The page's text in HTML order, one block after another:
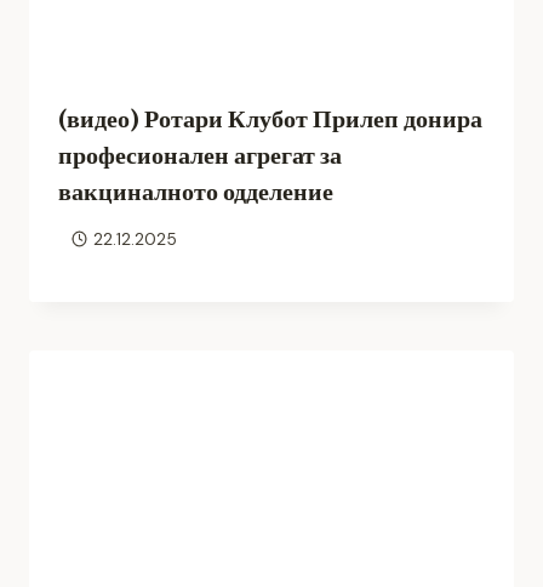
(видео) Ротари Клубот Прилеп донира
професионален агрегат за
вакциналното одделение
22.12.2025